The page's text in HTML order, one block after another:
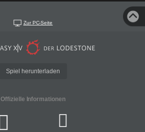
Zur PC-Seite
Spiel herunterladen
Offizielle Informationen